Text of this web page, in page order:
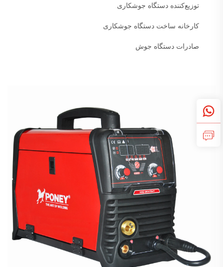
توزیع‌کننده دستگاه جوشکاری
کارخانه ساخت دستگاه جوشکاری
صادرات دستگاه جوش